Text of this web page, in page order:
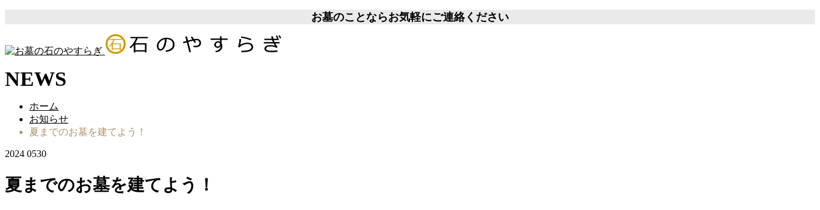
お墓のことならお気軽にご連絡ください
NEWS
ホーム
お知らせ
夏までのお墓を建てよう！
2024 0530
夏までのお墓を建てよう！